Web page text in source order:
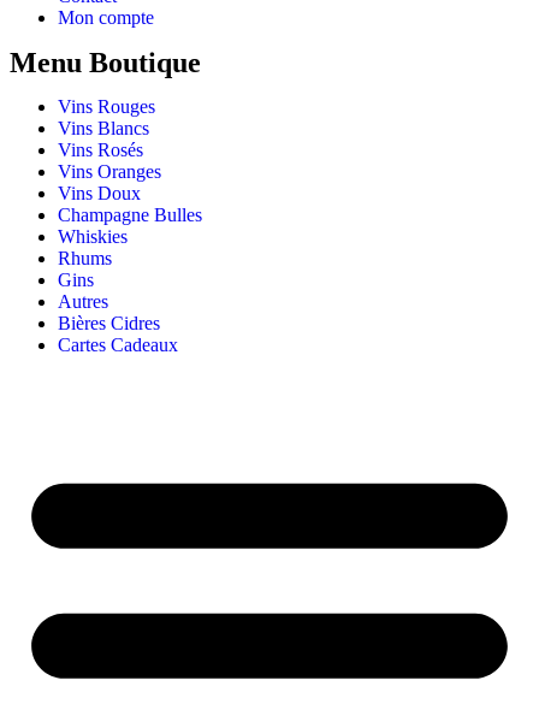
Mon compte
Menu Boutique
Vins Rouges
Vins Blancs
Vins Rosés
Vins Oranges
Vins Doux
Champagne Bulles
Whiskies
Rhums
Gins
Autres
Bières Cidres
Cartes Cadeaux